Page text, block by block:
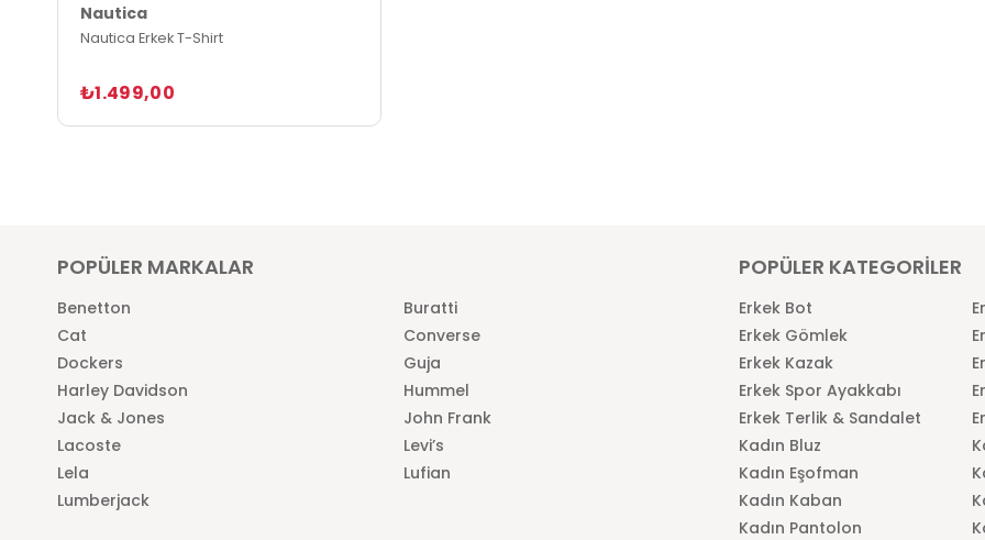
Nautica
Nautica Erkek T-Shirt
₺1.499,00
POPÜLER MARKALAR
Benetton
Buratti
Cat
Converse
Dockers
Guja
Harley Davidson
Hummel
Jack & Jones
John Frank
Lacoste
Levi’s
Lela
Lufian
Lumberjack
POPÜLER KATEGORİLER
Erkek Bot
Erkek Gömlek
Erkek Kazak
Erkek Spor Ayakkabı
Erkek Terlik & Sandalet
Kadın Bluz
Kadın Eşofman
Kadın Kaban
Kadın Pantolon